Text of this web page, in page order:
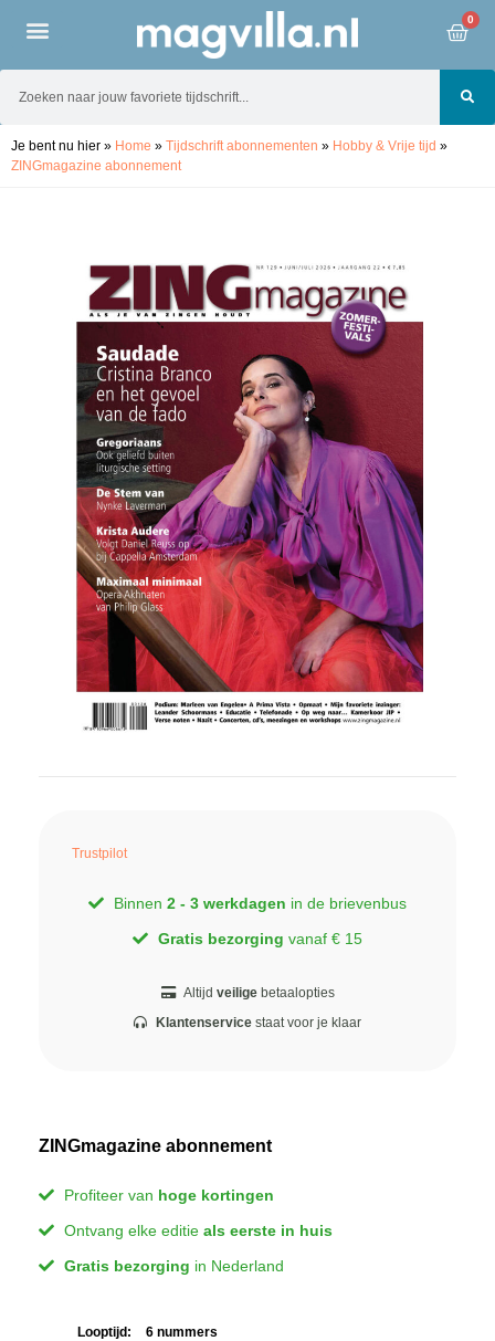
0
Je bent nu hier » Home » Tijdschrift abonnementen » Hobby & Vrije tijd »
ZINGmagazine abonnement
Trustpilot
Binnen 2 - 3 werkdagen in de brievenbus
Gratis bezorging vanaf € 15
Altijd veiligebetaalopties
Klantenservice staat voor je klaar
ZINGmagazine abonnement
Profiteer van hoge kortingen
Ontvang elke editie als eerste in huis
Gratis bezorging in Nederland
Looptijd:
6 nummers